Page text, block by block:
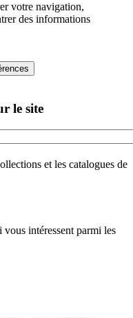
votre navigation,
des informations
le site
et les catalogues de
intéressent parmi les